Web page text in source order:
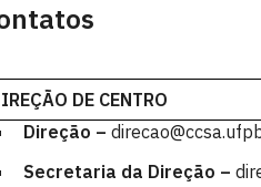
DE CENTRO
Direção –
Secretaria da Direção –